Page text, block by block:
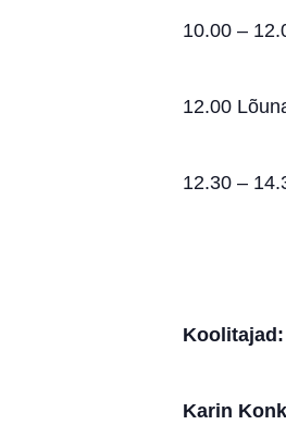
10.00 –
12.00
12.30 –
Koolitajad:
Karin